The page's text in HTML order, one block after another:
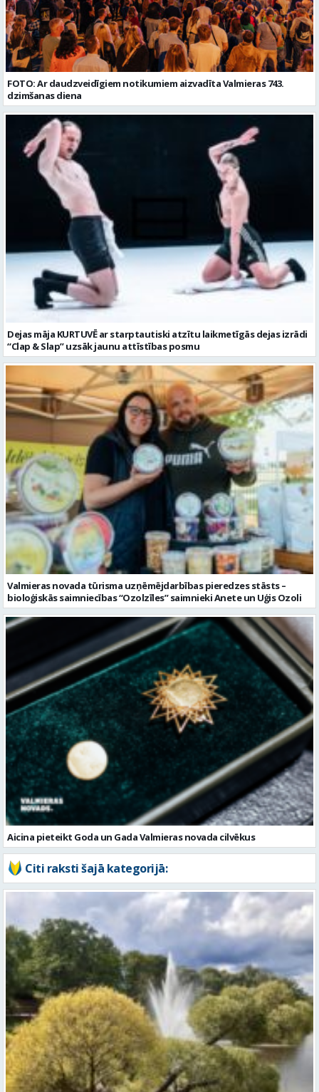
dzimšanas diena
Dejas māja KURTUVĒ ar starptautiski atzītu laikmetīgās dejas izrādi
“Clap & Slap” uzsāk jaunu attīstības posmu
Valmieras novada tūrisma uzņēmējdarbības pieredzes stāsts –
bioloģiskās saimniecības “Ozolzīles” saimnieki Anete un Uģis Ozoli
Aicina pieteikt Goda un Gada Valmieras novada cilvēkus
Citi raksti šajā kategorijā:
Piektdien laiks kļūs vēsāks un vējaināks